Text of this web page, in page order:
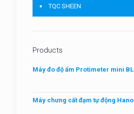
TQC SHEEN
Products
Máy đo độ ẩm Protimeter mini
Máy chưng cất đạm tự động